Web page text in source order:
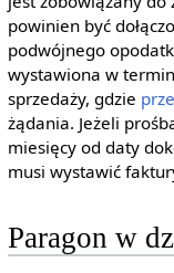
powinien być
podwójnego
wystawiona w
sprzedaży, gdzie
żądania. Jeżeli
miesięcy od daty
musi wystawić
Paragon w